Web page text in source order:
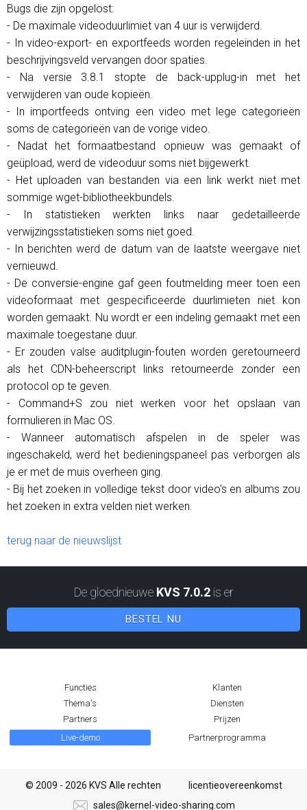
Bugs die zijn opgelost:
- De maximale videoduurlimiet van 4 uur is verwijderd.
- In video-export- en exportfeeds worden regeleinden in het
beschrijvingsveld vervangen door spaties.
- Na versie 3.8.1 stopte de back-upplug-in met het
verwijderen van oude kopieën.
- In importfeeds ontving een video met lege categorieën
soms de categorieën van de vorige video.
- Nadat het formaatbestand opnieuw was gemaakt of
geüpload, werd de videoduur soms niet bijgewerkt.
- Het uploaden van bestanden via een link werkt niet met
sommige wget-bibliotheekbundels.
- In statistieken werkten links naar gedetailleerde
verwijzingsstatistieken soms niet goed.
- In berichten werd de datum van de laatste weergave niet
vernieuwd.
- De conversie-engine gaf geen foutmelding meer toen een
videoformaat met gespecificeerde duurlimieten niet kon
worden gemaakt. Nu wordt er een indeling gemaakt met een
maximale toegestane duur.
- Er zouden valse auditplugin-fouten worden geretourneerd
als het CDN-beheerscript links retourneerde zonder een
protocol op te geven.
- Command+S zou niet werken voor het opslaan van
formulieren in Mac OS.
- Wanneer automatisch afspelen in de speler was
ingeschakeld, werd het bedieningspaneel pas verborgen als
je er met de muis overheen ging.
- Bij het zoeken in volledige tekst door video's en albums zou
het zoeken in extra velden niet werken.
terug naar de nieuwslijst
De gloednieuwe KVS 7.0.2is er
BESTEL NU
Functies
Klanten
Thema's
Diensten
Partners
Prijzen
Live-demo
Partnerprogramma
© 2009 - 2026 KVS Alle rechten
licentieovereenkomst
sales@kernel-video-sharing.com